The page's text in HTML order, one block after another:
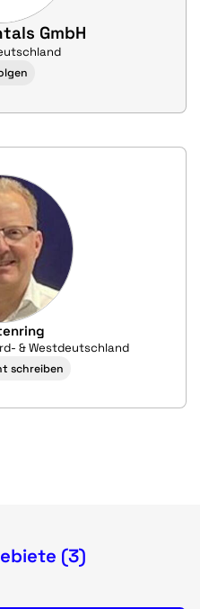
GmbH
& Westdeutschland
schreiben
(3)